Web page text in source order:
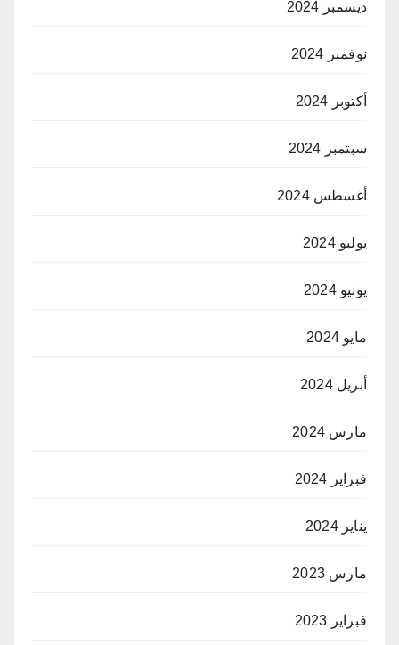
ديسمبر 2024
نوفمبر 2024
أكتوبر 2024
سبتمبر 2024
أغسطس 2024
يوليو 2024
يونيو 2024
مايو 2024
أبريل 2024
مارس 2024
فبراير 2024
يناير 2024
مارس 2023
فبراير 2023